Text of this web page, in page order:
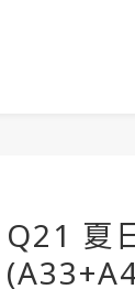
Q21 夏